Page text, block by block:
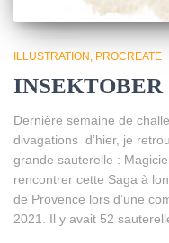
ILLUSTRATION PROCREATE
INSEKTOBER
Dernière semaine de
divagations d’hier, je
grande sauterelle :
rencontrer cette Saga à
de Provence lors d’une
2021. Il y avait 52